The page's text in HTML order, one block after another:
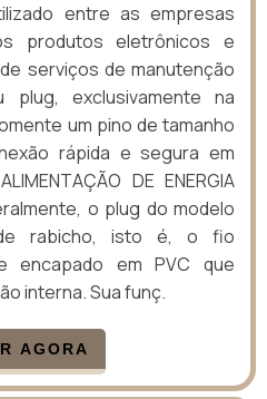
entre as empresas
produtos eletrônicos e
serviços de manutenção
plug, exclusivamente na
um pino de tamanho
rápida e segura em
DE ENERGIA
o plug do modelo
rabicho, isto é, o fio
encapado em PVC que
interna. Sua funç.
AGORA